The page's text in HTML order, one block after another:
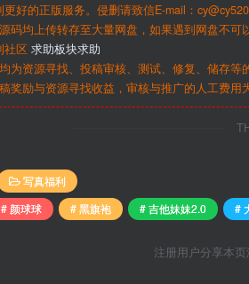
好的正版服务。侵删请致信E-mail：
码均上传转存至大量网盘，如果遇到网盘不
社区 求助板块求助
为资源寻找、投稿审核、测试、修复、储存
奖励与资源寻找收益，审核与推广的人工费用
写真福利
# 颜球球 # 黑旗袍 # 吉他妹妹2.0 #
注册用户分享本